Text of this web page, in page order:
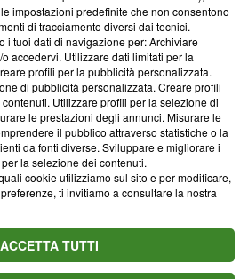
Via Carlo Frasca, 3 - 6900
+39 0690258937
impostazioni predefinite che non consentono
di tracciamento diversi dai tecnici.
i tuoi dati di navigazione per: Archiviare
accedervi. Utilizzare dati limitati per la
profili per la pubblicità personalizzata.
di pubblicità personalizzata. Creare profili
Utilizzare profili per la selezione di
le prestazioni degli annunci. Misurare le
il pubblico attraverso statistiche o la
da fonti diverse. Sviluppare e migliorare i
la selezione dei contenuti.
cookie utilizziamo sul sito e per modificare,
ti invitiamo a consultare la nostra
ACCETTA TUTTI